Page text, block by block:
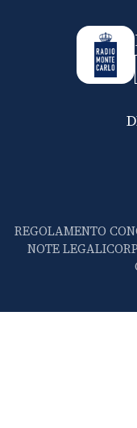
REGOLAMENTO
NOTE LEGALI